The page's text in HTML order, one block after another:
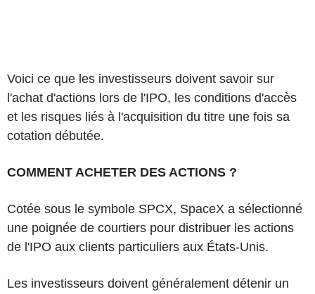
Voici ce que les investisseurs doivent savoir sur
l'achat d'actions lors de l'IPO, les conditions d'accès
et les risques liés à l'acquisition du titre une fois sa
cotation débutée.
COMMENT ACHETER DES ACTIONS ?
Cotée sous le symbole SPCX, SpaceX a sélectionné
une poignée de courtiers pour distribuer les actions
de l'IPO aux clients particuliers aux États-Unis.
Les investisseurs doivent généralement détenir un